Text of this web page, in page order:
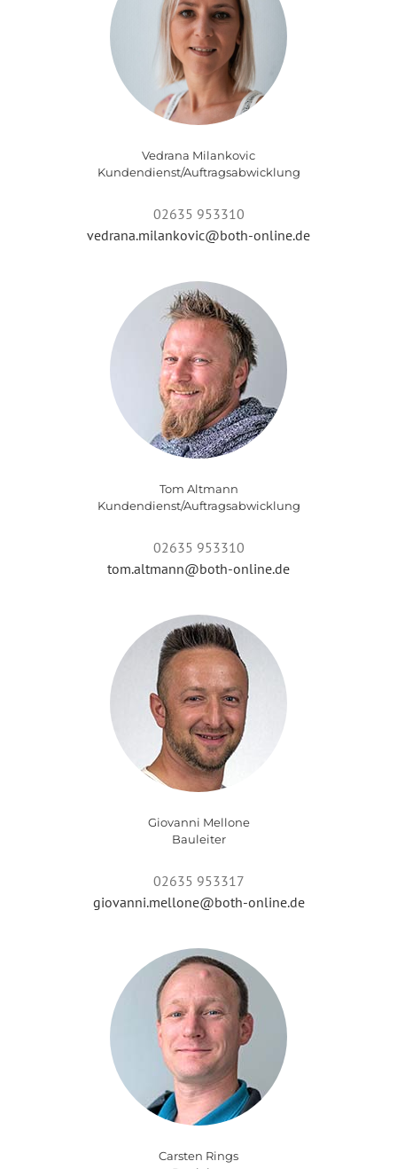
Vedrana Milankovic
Kundendienst/Auftragsabwicklung
02635 953310
vedrana.milankovic@both-online.de
Tom Altmann
Kundendienst/Auftragsabwicklung
02635 953310
tom.altmann@both-online.de
Giovanni Mellone
Bauleiter
02635 953317
giovanni.mellone@both-online.de
Carsten Rings